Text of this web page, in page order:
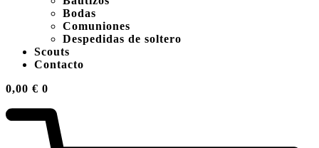
Bodas
Comuniones
Despedidas de soltero
Scouts
Contacto
0,00 € 0